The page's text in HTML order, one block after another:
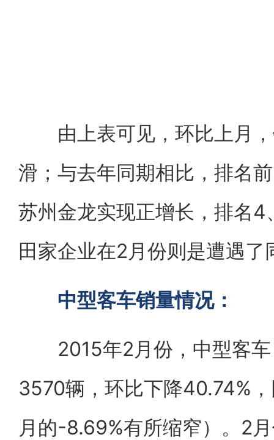
由上表可见，环比上月，
滑；与去年同期相比，排名
苏州金龙实现正增长，排名
田家企业在2月份则是遭遇了
中型客车销量情况：
2015年2月份，中型客车
3570辆，环比下降40.74%
月的-8.69%有所缩窄）。2